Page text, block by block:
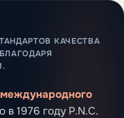
КАЧЕСТВА
в 1976 году P.N.C.